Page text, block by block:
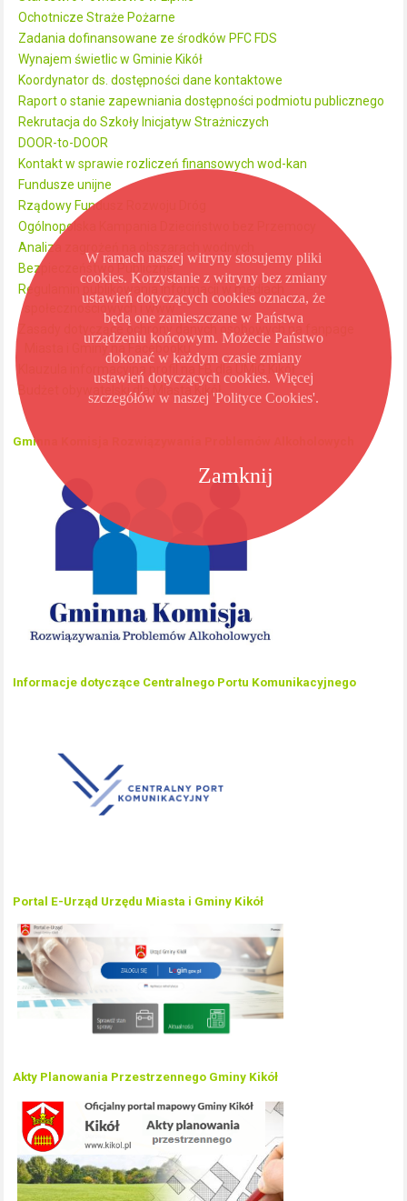
Ochotnicze Straże Pożarne
Zadania dofinansowane ze środków PFC FDS
Wynajem świetlic w Gminie Kikół
Koordynator ds. dostępności dane kontaktowe
Raport o stanie zapewniania dostępności podmiotu publicznego
Rekrutacja do Szkoły Inicjatyw Strażniczych
DOOR-to-DOOR
Kontakt w sprawie rozliczeń finansowych wod-kan
Fundusze unijne
Rządowy Fundusz Rozwoju Dróg
Ogólnopolska Kampania Dzieciństwo bez Przemocy
Analiza zagrożeń na obszarach wodnych
Bezpieczeństwo Publiczne
Regulamin publikowania informacji w mediach
społecznościowych i www
Zasady dotyczące ochrony danych osobowych na fanpage
Miasta i Gminy na Facebooku
Klauzula informacyjna profil na FB dla UMiG Kikół
Budżet obywatelski dla Miasta Kikół
Gminna Komisja Rozwiązywania Problemów Alkoholowych
Informacje dotyczące Centralnego Portu Komunikacyjnego
Portal E-Urząd Urzędu Miasta i Gminy Kikół
Akty Planowania Przestrzennego Gminy Kikół
Zamknij
W ramach naszej witryny stosujemy pliki
cookies. Korzystanie z witryny bez zmiany
ustawień dotyczących cookies oznacza, że
będą one zamieszczane w Państwa
urządzeniu końcowym. Możecie Państwo
dokonać w każdym czasie zmiany
ustawień dotyczących cookies. Więcej
szczegółów w naszej 'Polityce Cookies'.